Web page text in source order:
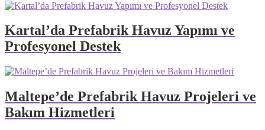
Kartal’da Prefabrik Havuz Yapımı ve
Profesyonel Destek
Maltepe’de Prefabrik Havuz Projeleri ve
Bakım Hizmetleri